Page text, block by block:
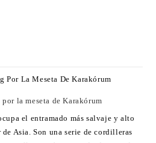
la meseta de Karakórum
el entramado más salvaje y alto
Asia. Son una serie de cordilleras